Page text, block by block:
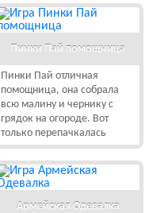
Пинки Пай помощница
Пинки Пай отличная
помощница, она собрала
всю малину и чернику с
грядок на огороде. Вот
только перепачкалась
Армейская Одевалка